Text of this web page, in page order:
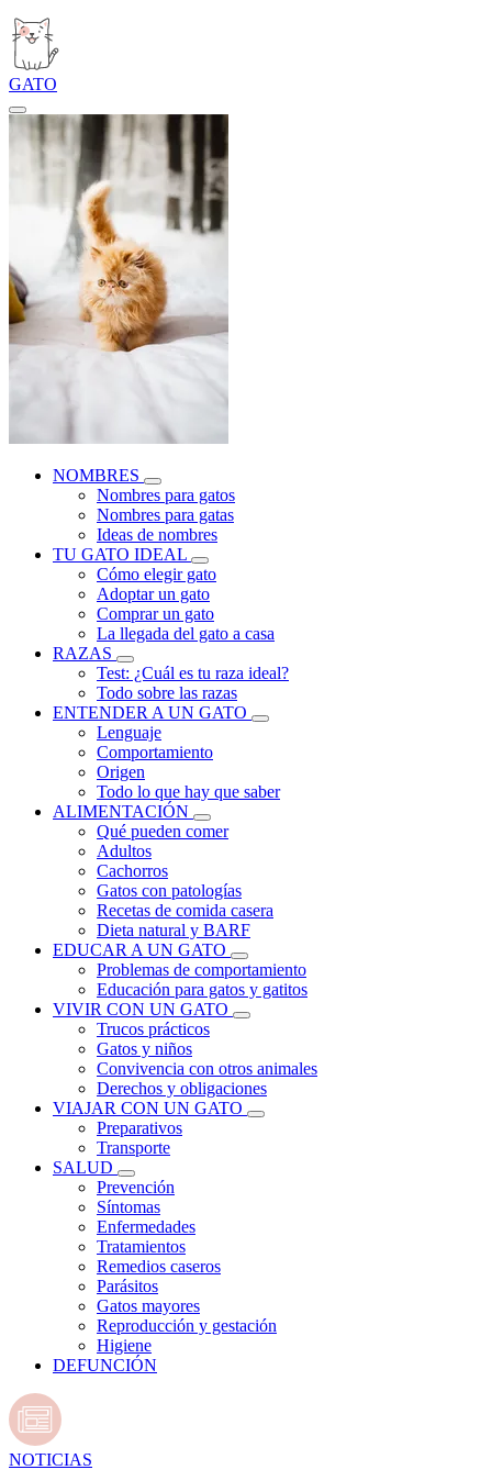
GATO
NOMBRES
Nombres para gatos
Nombres para gatas
Ideas de nombres
TU GATO IDEAL
Cómo elegir gato
Adoptar un gato
Comprar un gato
La llegada del gato a casa
RAZAS
Test: ¿Cuál es tu raza ideal?
Todo sobre las razas
ENTENDER A UN GATO
Lenguaje
Comportamiento
Origen
Todo lo que hay que saber
ALIMENTACIÓN
Qué pueden comer
Adultos
Cachorros
Gatos con patologías
Recetas de comida casera
Dieta natural y BARF
EDUCAR A UN GATO
Problemas de comportamiento
Educación para gatos y gatitos
VIVIR CON UN GATO
Trucos prácticos
Gatos y niños
Convivencia con otros animales
Derechos y obligaciones
VIAJAR CON UN GATO
Preparativos
Transporte
SALUD
Prevención
Síntomas
Enfermedades
Tratamientos
Remedios caseros
Parásitos
Gatos mayores
Reproducción y gestación
Higiene
DEFUNCIÓN
NOTICIAS